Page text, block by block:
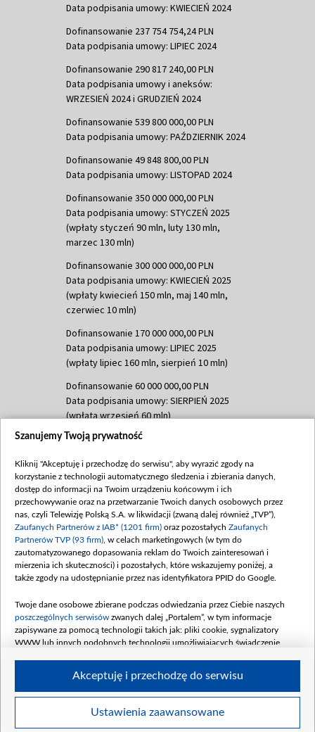
Data podpisania umowy: KWIECIEŃ 2024
Dofinansowanie 237 754 754,24 PLN
Data podpisania umowy: LIPIEC 2024
Dofinansowanie 290 817 240,00 PLN
Data podpisania umowy i aneksów:
WRZESIEŃ 2024 i GRUDZIEŃ 2024
Dofinansowanie 539 800 000,00 PLN
Data podpisania umowy: PAŹDZIERNIK 2024
Dofinansowanie 49 848 800,00 PLN
Data podpisania umowy: LISTOPAD 2024
Dofinansowanie 350 000 000,00 PLN
Data podpisania umowy: STYCZEŃ 2025
(wpłaty styczeń 90 mln, luty 130 mln,
marzec 130 mln)
Dofinansowanie 300 000 000,00 PLN
Data podpisania umowy: KWIECIEŃ 2025
(wpłaty kwiecień 150 mln, maj 140 mln,
czerwiec 10 mln)
Dofinansowanie 170 000 000,00 PLN
Data podpisania umowy: LIPIEC 2025
(wpłaty lipiec 160 mln, sierpień 10 mln)
Dofinansowanie 60 000 000,00 PLN
Data podpisania umowy: SIERPIEŃ 2025
(wpłata wrzesień 60 mln)
Dofinansowanie 635 783 051,21 PLN
(wpłata wrzesień 100 mln, październik 350
mln, listopad 265 mln)
Dofinansowanie 48 862 000,00 PLN
Data podpisania umowy: GRUDZIEŃ 2025
(wpłata grudzień 60,548 mln)
Dofinansowanie 900 000 000,00 PLN
Data podpisania umowy: LUTY 2026 (wpłata
kwiecień 180 mln, 7 maja 180 mln, 8
czerwca 90 mln)
Dofinansowanie 250 000 000,00 PLN
4 sierpnia 250 mln
Szanujemy Twoją prywatność
Kliknij "Akceptuję i przechodzę do serwisu", aby wyrazić zgody na
korzystanie z technologii automatycznego śledzenia i zbierania danych,
dostęp do informacji na Twoim urządzeniu końcowym i ich
przechowywanie oraz na przetwarzanie Twoich danych osobowych przez
nas, czyli Telewizję Polską S.A. w likwidacji (zwaną dalej również „TVP”),
Zaufanych Partnerów z IAB* (1201 firm) oraz pozostałych Zaufanych
Partnerów TVP (93 firm) , w celach marketingowych (w tym do
zautomatyzowanego dopasowania reklam do Twoich zainteresowań i
mierzenia ich skuteczności) i pozostałych, które wskazujemy poniżej, a
także zgody na udostępnianie przez nas identyfikatora PPID do Google.
Twoje dane osobowe zbierane podczas odwiedzania przez Ciebie naszych
poszczególnych serwisów zwanych dalej „Portalem”, w tym informacje
zapisywane za pomocą technologii takich jak: pliki cookie, sygnalizatory
WWW lub innych podobnych technologii umożliwiających świadczenie
Twoje dane osobowe zbierane podczas odwiedzania przez Ciebie
Ustawienia zaawansowane
Akceptuję i przechodzę do serwisu